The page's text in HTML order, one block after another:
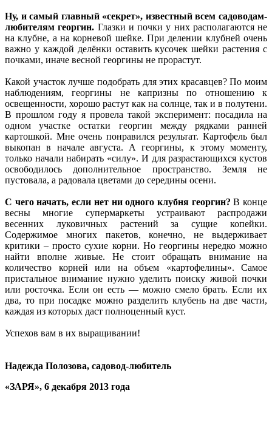
Ну, и самый главный «секрет», известный всем садоводам-
любителям георгин. Глазки и почки у них располагаются не
на клубне, а на корневой шейке. При делении клубней очень
важно у каждой делёнки оставить кусочек шейки растения с
почками, иначе весной георгины не прорастут.
Какой участок лучше подобрать для этих красавцев? По моим
наблюдениям, георгины не капризны по отношению к
освещенности, хорошо растут как на солнце, так и в полутени.
В прошлом году я провела такой эксперимент: посадила на
одном участке остатки георгин между рядками ранней
картошкой. Мне очень понравился результат. Картофель был
выкопан в начале августа. А георгины, к этому моменту,
только начали набирать «силу». И для разрастающихся кустов
освободилось дополнительное пространство. Земля не
пустовала, а радовала цветами до середины осени.
С чего начать, если нет ни одного клубня георгин? В конце
весны многие супермаркеты устраивают распродажи
весенних луковичных растений за сущие копейки.
Содержимое многих пакетов, конечно, не выдерживает
критики – просто сухие корни. Но георгины нередко можно
найти вполне живые. Не стоит обращать внимание на
количество корней или на объем «картофелины». Самое
пристальное внимание нужно уделить поиску живой почки
или росточка. Если он есть — можно смело брать. Если их
два, то при посадке можно разделить клубень на две части,
каждая из которых даст полноценный куст.
Успехов вам в их выращивании!
Надежда Полозова, садовод-любитель
«ЗАРЯ», 6 декабря 2013 года